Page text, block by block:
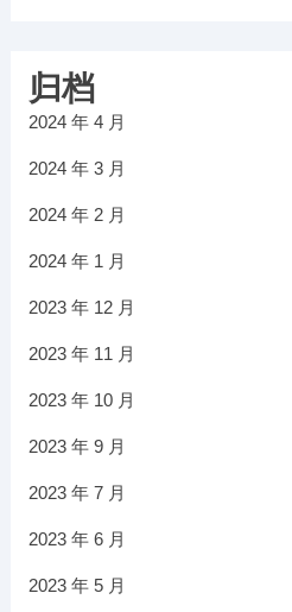
归档
2024 年 4 月
2024 年 3 月
2024 年 2 月
2024 年 1 月
2023 年 12 月
2023 年 11 月
2023 年 10 月
2023 年 9 月
2023 年 7 月
2023 年 6 月
2023 年 5 月